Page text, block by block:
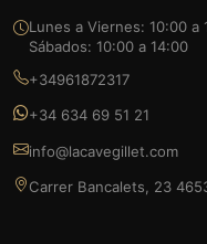
Lunes a Viernes: 10:00 a
Sábados: 10:00 a 14:00
+34961872317
+34 634 69 51 21
info@lacavegillet.com
Carrer Bancalets, 23